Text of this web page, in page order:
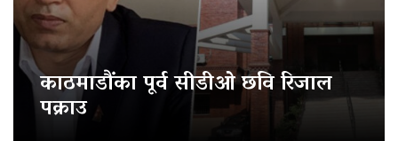
काठमाडौंका पूर्व सीडीओ छवि रिजाल
पक्राउ